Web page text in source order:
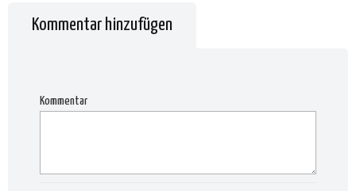
Kommentar hinzufügen
Kommentar